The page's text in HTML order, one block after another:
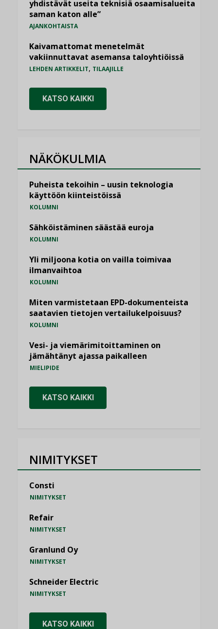
yhdistävät useita teknisiä osaamisalueita
saman katon alle”
AJANKOHTAISTA
Kaivamattomat menetelmät
vakiinnuttavat asemansa taloyhtiöissä
LEHDEN ARTIKKELIT, TILAAJILLE
KATSO KAIKKI
NÄKÖKULMIA
Puheista tekoihin – uusin teknologia
käyttöön kiinteistöissä
KOLUMNI
Sähköistäminen säästää euroja
KOLUMNI
Yli miljoona kotia on vailla toimivaa
ilmanvaihtoa
KOLUMNI
Miten varmistetaan EPD-dokumenteista
saatavien tietojen vertailukelpoisuus?
KOLUMNI
Vesi- ja viemärimitoittaminen on
jämähtänyt ajassa paikalleen
MIELIPIDE
KATSO KAIKKI
NIMITYKSET
Consti
NIMITYKSET
Refair
NIMITYKSET
Granlund Oy
NIMITYKSET
Schneider Electric
NIMITYKSET
KATSO KAIKKI